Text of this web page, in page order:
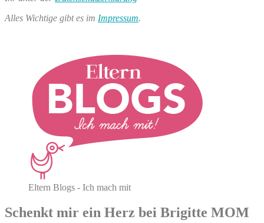
Alles Wichtige gibt es im Impressum.
Eltern Blogs - Ich mach mit
Schenkt mir ein Herz bei Brigitte MOM